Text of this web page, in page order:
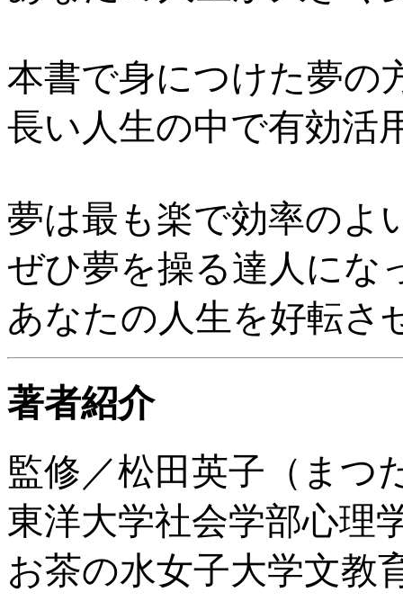
本書で身につけた夢の
長い人生の中で有効活
夢は最も楽で効率のよ
ぜひ夢を操る達人にな
あなたの人生を好転さ
著者紹介
監修／松田英子（まつ
東洋大学社会学部心理
お茶の水女子大学文教